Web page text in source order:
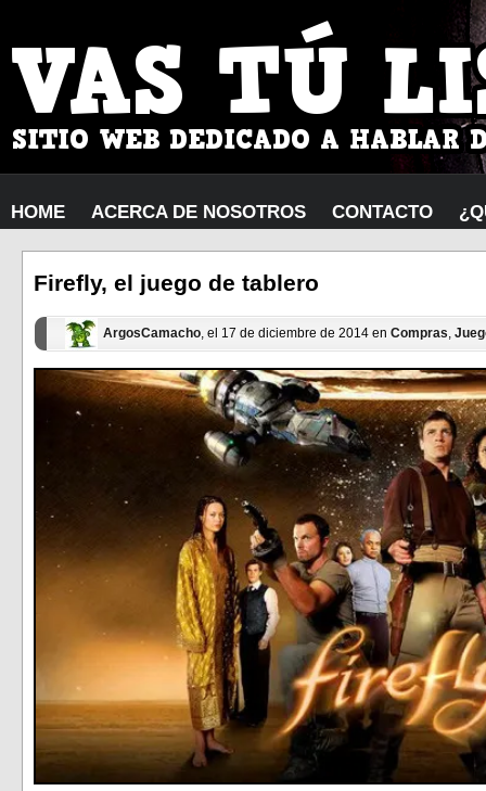
HOME ACERCA DE NOSOTROS CONTACTO
Firefly, el juego de tablero
ArgosCamacho, el 17 de diciembre de 2014 en Compras,